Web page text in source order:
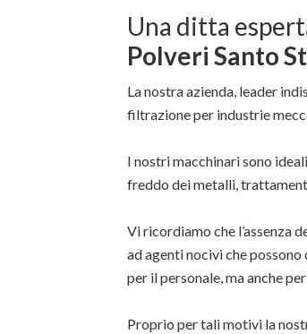
Una ditta
Polveri Santo
La nostra azienda, leader
filtrazione per industrie
I nostri macchinari sono
freddo dei metalli,
Vi ricordiamo che l’assenza
ad agenti nocivi che
per il personale, ma anche
Proprio per tali motivi la